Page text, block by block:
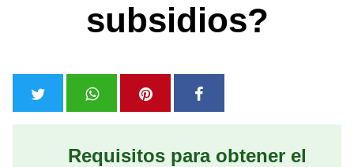
subsidios?
Requisitos para obtener el